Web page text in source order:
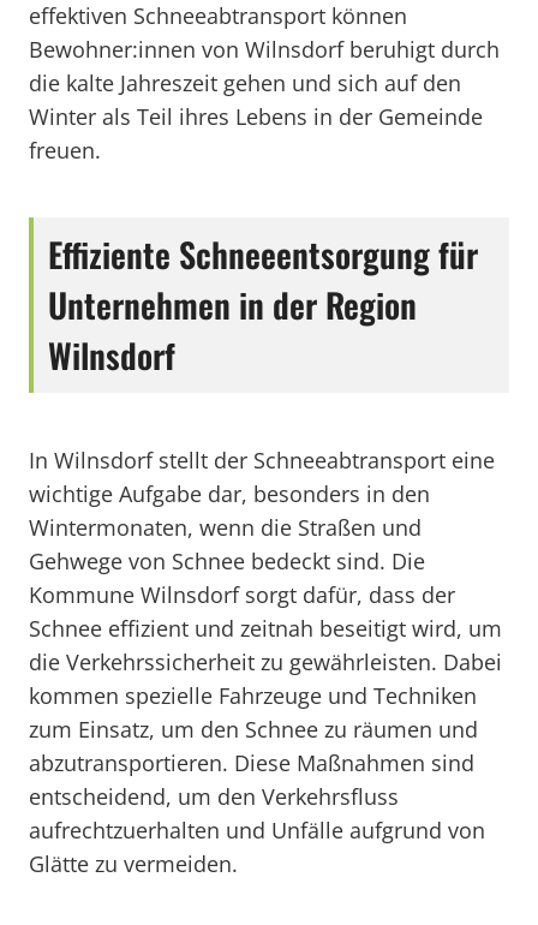
effektiven Schneeabtransport können
Bewohner:innen von Wilnsdorf beruhigt durch
die kalte Jahreszeit gehen und sich auf den
Winter als Teil ihres Lebens in der Gemeinde
freuen.
Effiziente Schneeentsorgung für
Unternehmen in der Region
Wilnsdorf
In Wilnsdorf stellt der Schneeabtransport eine
wichtige Aufgabe dar, besonders in den
Wintermonaten, wenn die Straßen und
Gehwege von Schnee bedeckt sind. Die
Kommune Wilnsdorf sorgt dafür, dass der
Schnee effizient und zeitnah beseitigt wird, um
die Verkehrssicherheit zu gewährleisten. Dabei
kommen spezielle Fahrzeuge und Techniken
zum Einsatz, um den Schnee zu räumen und
abzutransportieren. Diese Maßnahmen sind
entscheidend, um den Verkehrsfluss
aufrechtzuerhalten und Unfälle aufgrund von
Glätte zu vermeiden.